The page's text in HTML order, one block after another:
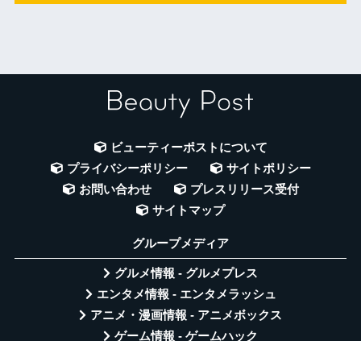
ビューティーポストについて
プライバシーポリシー
サイトポリシー
お問い合わせ
プレスリリース受付
サイトマップ
グループメディア
グルメ情報 - グルメプレス
エンタメ情報 - エンタメラッシュ
アニメ・漫画情報 - アニメボックス
ゲーム情報 - ゲームハック